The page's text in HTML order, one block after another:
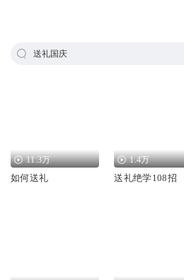
送礼国庆
11.3万
如何送礼
1.4万
送礼绝学108招